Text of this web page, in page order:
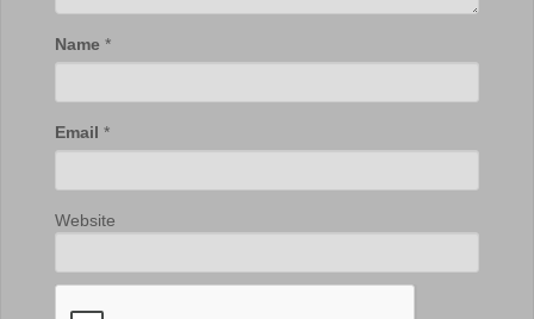
Name *
Email *
Website